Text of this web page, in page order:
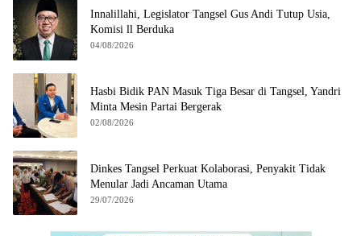
Innalillahi, Legislator Tangsel Gus Andi Tutup Usia,
Komisi ll Berduka
04/08/2026
Hasbi Bidik PAN Masuk Tiga Besar di Tangsel, Yandri
Minta Mesin Partai Bergerak
02/08/2026
Dinkes Tangsel Perkuat Kolaborasi, Penyakit Tidak
Menular Jadi Ancaman Utama
29/07/2026